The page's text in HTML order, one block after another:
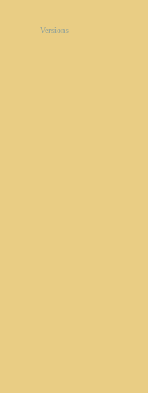
Versions